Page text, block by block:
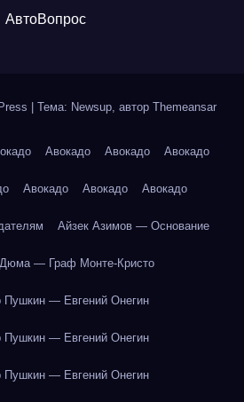
АвтоВопрос
Тема: Newsup, автор Themeansar
Авокадо Авокадо Авокадо
Авокадо Авокадо Авокадо
Айзек Азимов — Основание
— Граф Монте-Кристо
Пушкин — Евгений Онегин
Пушкин — Евгений Онегин
Пушкин — Евгений Онегин